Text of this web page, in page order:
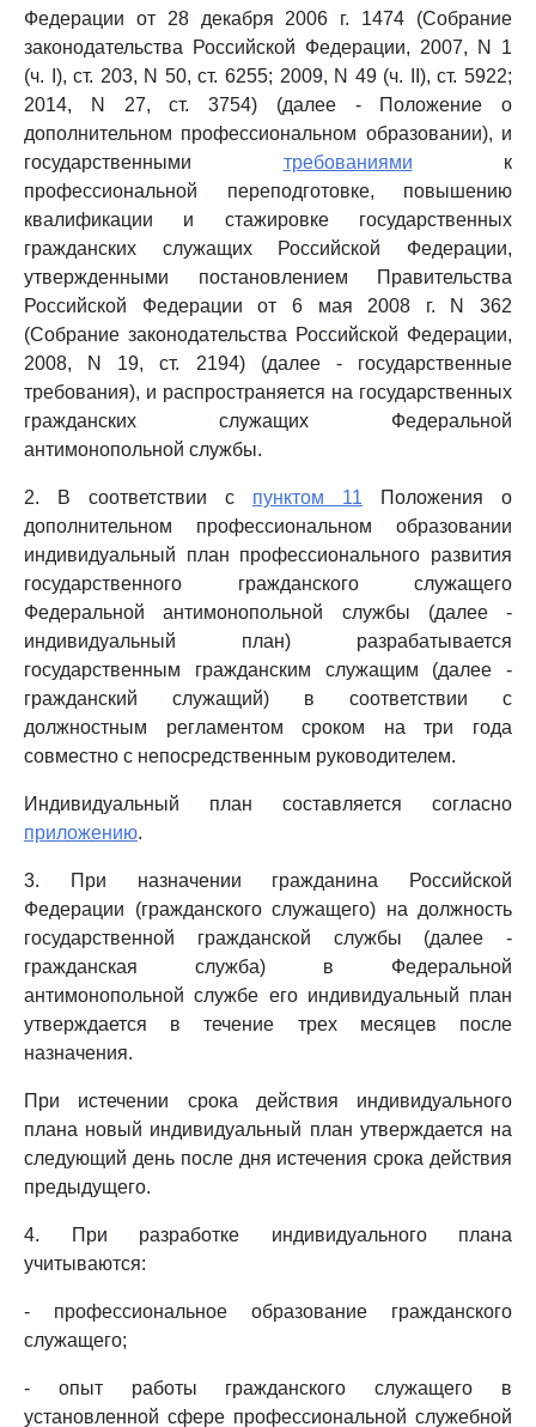
Федерации от 28 декабря 2006 г. 1474 (Собрание
законодательства Российской Федерации, 2007, N 1
(ч. I), ст. 203, N 50, ст. 6255; 2009, N 49 (ч. II), ст. 5922;
2014, N 27, ст. 3754) (далее - Положение о
дополнительном профессиональном образовании), и
государственными требованиями к
профессиональной переподготовке, повышению
квалификации и стажировке государственных
гражданских служащих Российской Федерации,
утвержденными постановлением Правительства
Российской Федерации от 6 мая 2008 г. N 362
(Собрание законодательства Российской Федерации,
2008, N 19, ст. 2194) (далее - государственные
требования), и распространяется на государственных
гражданских служащих Федеральной
антимонопольной службы.
2. В соответствии с пунктом 11 Положения о
дополнительном профессиональном образовании
индивидуальный план профессионального развития
государственного гражданского служащего
Федеральной антимонопольной службы (далее -
индивидуальный план) разрабатывается
государственным гражданским служащим (далее -
гражданский служащий) в соответствии с
должностным регламентом сроком на три года
совместно с непосредственным руководителем.
Индивидуальный план составляется согласно
приложению.
3. При назначении гражданина Российской
Федерации (гражданского служащего) на должность
государственной гражданской службы (далее -
гражданская служба) в Федеральной
антимонопольной службе его индивидуальный план
утверждается в течение трех месяцев после
назначения.
При истечении срока действия индивидуального
плана новый индивидуальный план утверждается на
следующий день после дня истечения срока действия
предыдущего.
4. При разработке индивидуального плана
учитываются:
- профессиональное образование гражданского
служащего;
- опыт работы гражданского служащего в
установленной сфере профессиональной служебной